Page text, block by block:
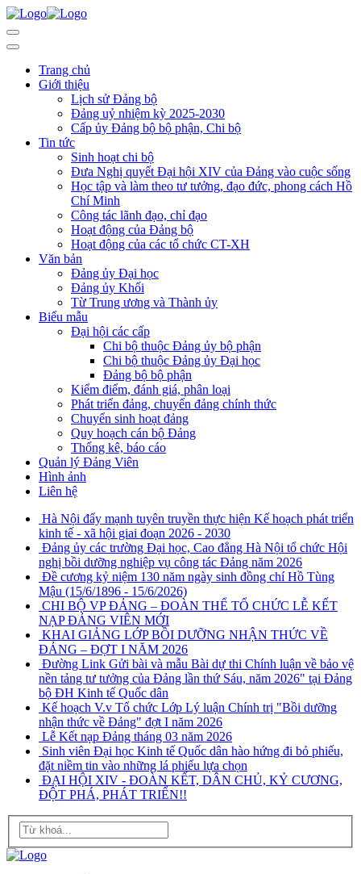
Trang chủ
Giới thiệu
Lịch sử Đảng bộ
Đảng uỷ nhiệm kỳ 2025-2030
Cấp ủy Đảng bộ bộ phận, Chi bộ
Tin tức
Sinh hoạt chi bộ
Đưa Nghị quyết Đại hội XIV của Đảng vào cuộc sống
Học tập và làm theo tư tưởng, đạo đức, phong cách Hồ
Chí Minh
Công tác lãnh đạo, chỉ đạo
Hoạt động của Đảng bộ
Hoạt động của các tổ chức CT-XH
Văn bản
Đảng ủy Đại học
Đảng ủy Khối
Từ Trung ương và Thành ủy
Biểu mẫu
Đại hội các cấp
Chi bộ thuộc Đảng ủy bộ phận
Chi bộ thuộc Đảng ủy Đại học
Đảng bộ bộ phận
Kiểm điểm, đánh giá, phân loại
Phát triển đảng, chuyển đảng chính thức
Chuyển sinh hoạt đảng
Quy hoạch cán bộ Đảng
Thống kê, báo cáo
Quản lý Đảng Viên
Hình ảnh
Liên hệ
Hà Nội đẩy mạnh tuyên truyền thực hiện Kế hoạch phát triển
kinh tế - xã hội giai đoạn 2026 - 2030
Đảng ủy các trường Đại học, Cao đẳng Hà Nội tổ chức Hội
nghị bồi dưỡng nghiệp vụ công tác Đảng năm 2026
Đề cương kỷ niệm 130 năm ngày sinh đồng chí Hồ Tùng
Mậu (15/6/1896 - 15/6/2026)
CHI BỘ VP ĐẢNG – ĐOÀN THỂ TỔ CHỨC LỄ KẾT
NẠP ĐẢNG VIÊN MỚI
KHAI GIẢNG LỚP BỒI DƯỠNG NHẬN THỨC VỀ
ĐẢNG – ĐỢT I NĂM 2026
Đường Link Gửi bài và mẫu Bài dự thi Chính luận về bảo vệ
nền tảng tư tưởng của Đảng lần thứ Sáu, năm 2026" tại Đảng
bộ ĐH Kinh tế Quốc dân
Kế hoạch V.v Tổ chức Lớp Lý luận Chính trị "Bồi dưỡng
nhận thức về Đảng" đợt I năm 2026
Lễ Kết nạp Đảng tháng 03 năm 2026
Sinh viên Đại học Kinh tế Quốc dân hào hứng đi bỏ phiếu,
đặt niềm tin vào những lá phiếu lựa chọn
ĐẠI HỘI XIV - ĐOÀN KẾT, DÂN CHỦ, KỶ CƯƠNG,
ĐỘT PHÁ, PHÁT TRIỂN!!